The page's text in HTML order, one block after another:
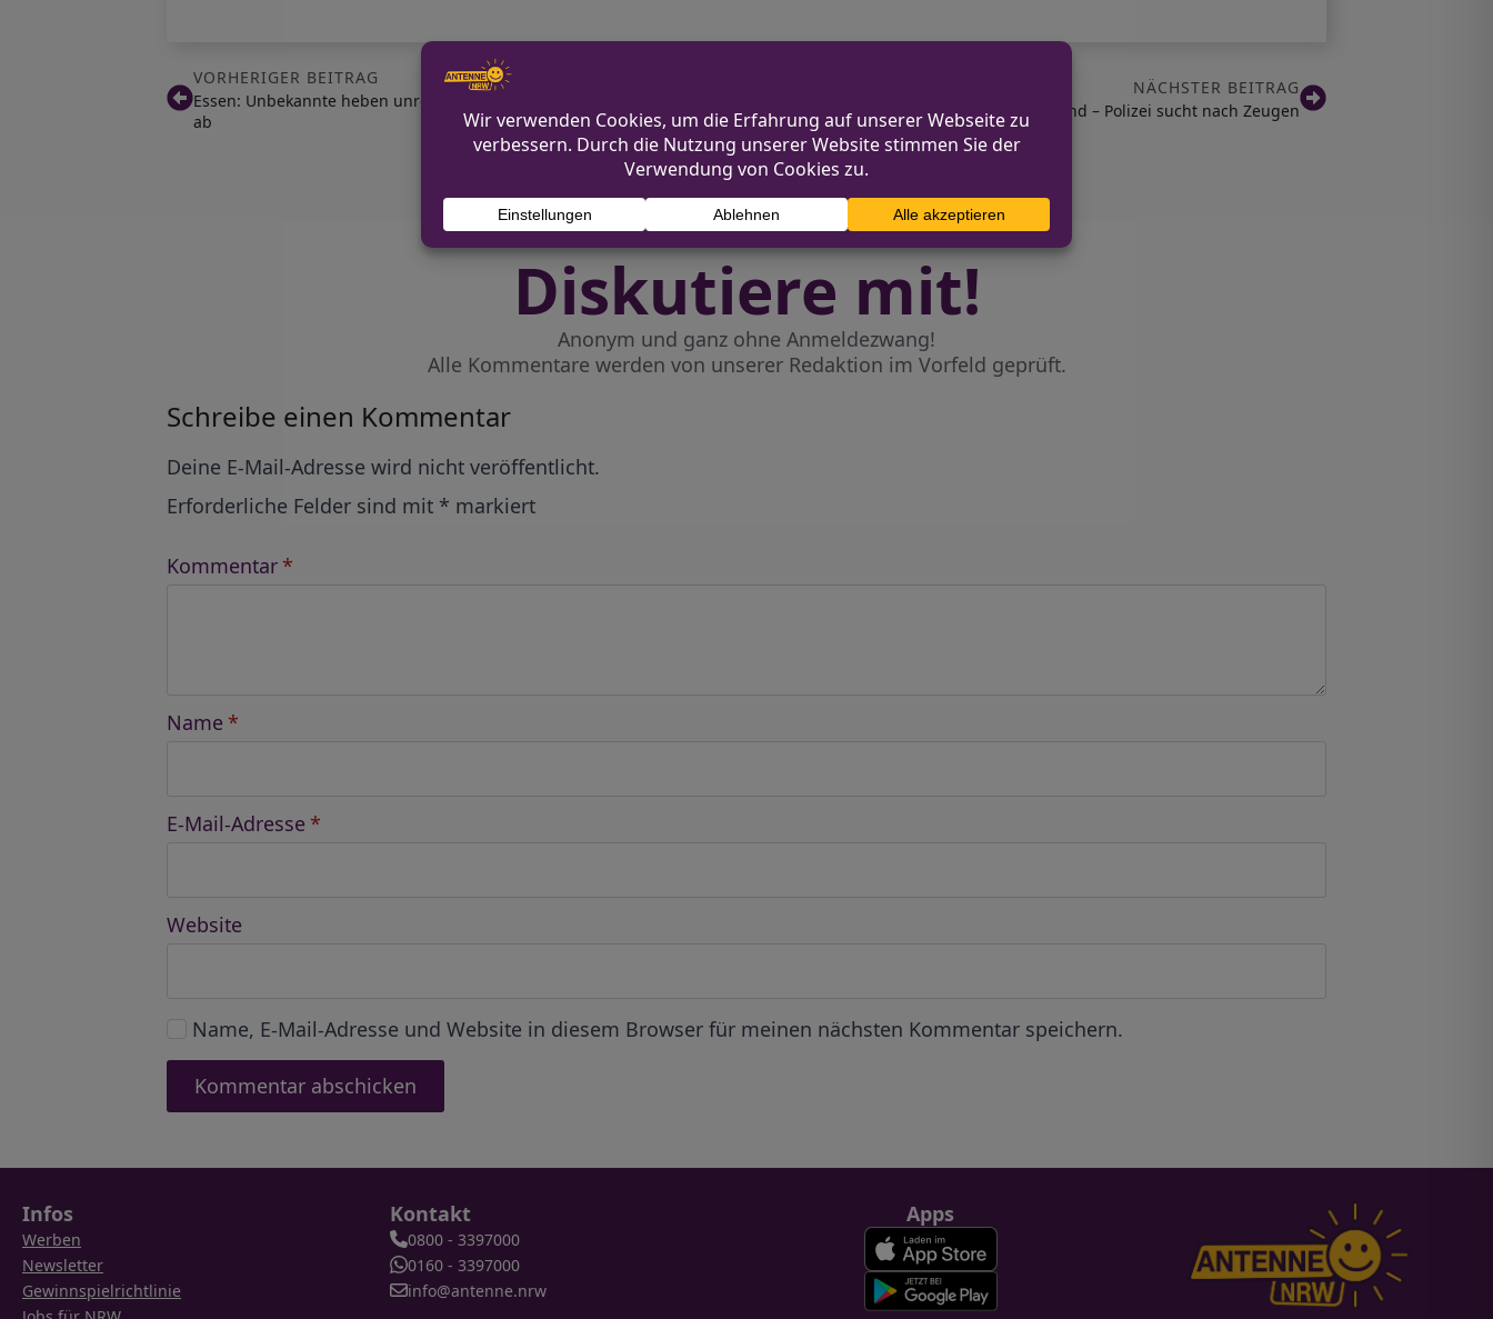
VORHERIGER BEITRAG
Essen: Unbekannte heben unrechtmäßig Geld vom Konto einer Seniorin
ab
NÄCHSTER BEITRAG
Balkonbrand in Dortmund – Polizei sucht nach Zeugen
Diskutiere mit!
Anonym und ganz ohne Anmeldezwang!
Alle Kommentare werden von unserer Redaktion im Vorfeld geprüft.
Schreibe einen Kommentar
Deine E-Mail-Adresse wird nicht veröffentlicht.
Erforderliche Felder sind mit * markiert
Kommentar *
Name *
E-Mail-Adresse *
Website
Name, E-Mail-Adresse und Website in diesem Browser für meinen nächsten Kommentar speichern.
Infos
Werben
Newsletter
Gewinnspielrichtlinie
Kontakt
0800 - 3397000
0160 - 3397000
info@antenne.nrw
Apps